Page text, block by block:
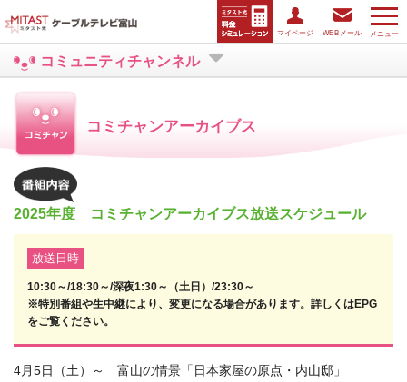
メニュー
マイページ WEBメール
コミュニティチャンネル
コミチャンアーカイブス
2025年度 コミチャンアーカイブス放送スケジュール
放送日時
10:30～/18:30～/深夜1:30～（土日）/23:30～
※特別番組や生中継により、変更になる場合があります。詳しくはEPG
をご覧ください。
4月5日（土）～ 富山の情景「日本家屋の原点・内山邸」